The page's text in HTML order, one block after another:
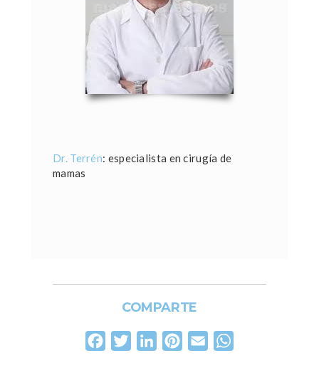
Dr. Terrén: especialista en cirugía de
mamas
COMPARTE
FacebookTwitterLinkedInPinterest
Email